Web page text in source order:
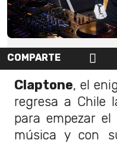
COMPARTE
Claptone, el
regresa a Chile
para empezar
música y con